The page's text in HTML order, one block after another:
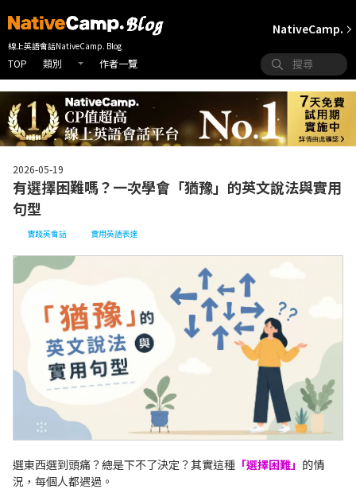
線上英語會話NativeCamp. Blog
TOP 類別 作者一覽
NativeCamp.
2026-05-19
有選擇困難嗎？一次學會「猶豫」的英文說法與實用
句型
實踐英會話 實用英語表達
選東西選到頭痛？總是下不了決定？其實這種 「選擇困難」 的情
況，每個人都遇過。